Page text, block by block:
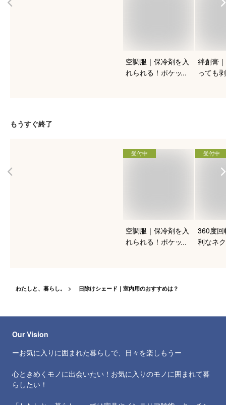
空調服｜保冷剤を入
れられる！ポケット
絆創膏
っても
もうすぐ終了
受付中
空調服｜保冷剤を入
れられる！ポケット
受付中
360度回
利なネ
わたしと、暮らし。 日除けシェード｜室内用のおすすめは？
Our Vision
ーお気に入りに囲まれた暮らしで、日々を楽しもうー
心ときめくモノに出会いたい！お気に入りのモノに囲まれて暮
らしたい！